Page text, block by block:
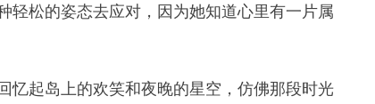
轻松的姿态去应对，因为她知道心里有一片属
忆起岛上的欢笑和夜晚的星空，仿佛那段时光